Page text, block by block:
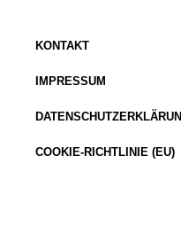
KONTAKT
IMPRESSUM
COOKIE-RICHTLINIE (EU)
Copyright © 2023